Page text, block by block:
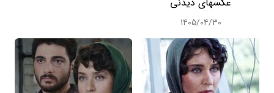
۱۴۰۵/۰۴/۳۰